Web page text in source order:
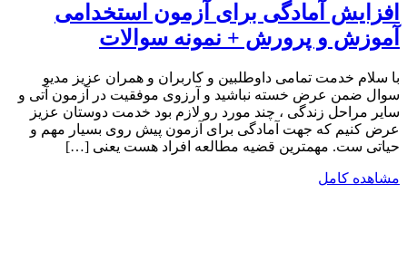
افزایش آمادگی برای آزمون استخدامی
آموزش و پرورش + نمونه سوالات
با سلام خدمت تمامی داوطلبین و کاربران و همران عزیز مدیو
سوال ضمن عرض خسته نباشید و آرزوی موفقیت در آزمون آتی و
سایر مراحل زندگی ، چند مورد رو لازم بود خدمت دوستان عزیز
عرض کنیم که جهت آمادگی برای آزمون پیش روی بسیار مهم و
حیاتی ست. مهمترین قضیه مطالعه افراد هست یعنی […]
مشاهده کامل